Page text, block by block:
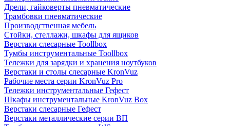
Дрели, гайковерты пневматические
Трамбовки пневматические
Производственная мебель
Стойки, стеллажи, шкафы для ящиков
Верстаки слесарные Toollbox
Тумбы инструментальные Toollbox
Тележки для зарядки и хранения ноутбуков
Верстаки и столы слесарные KronVuz
Рабочие места серии KronVuz Pro
Тележки инструментальные Гефест
Шкафы инструментальные KronVuz Box
Верстаки слесарные Гефест
Верстаки металлические серии ВП